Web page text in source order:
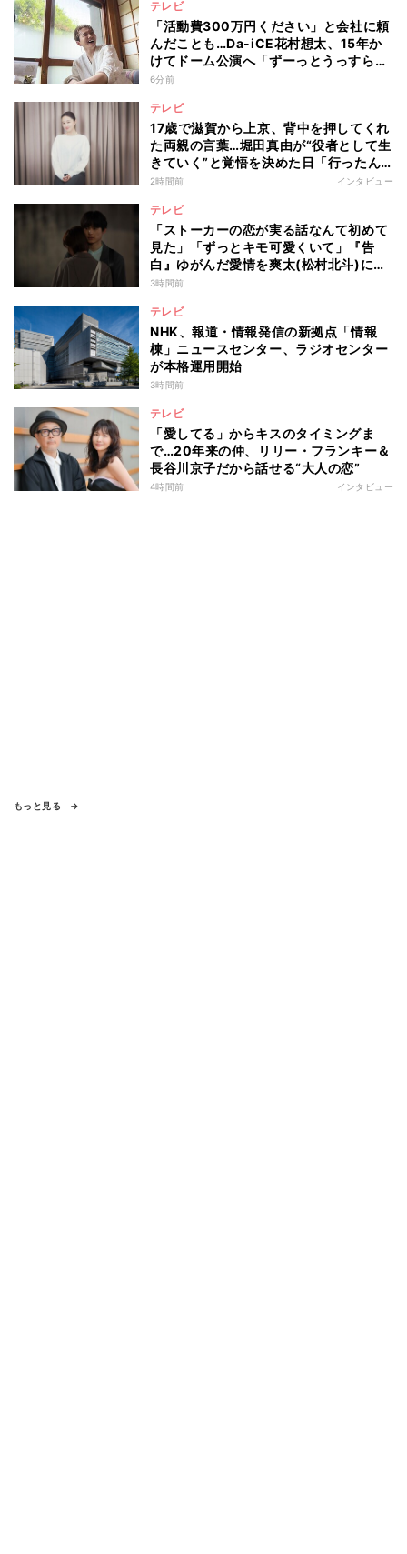
テレビ
「活動費300万円ください」と会社に頼
んだことも…Da-iCE花村想太、15年か
けてドーム公演へ「ずーっとうっすらや
けど右肩上がり続けられていた」
6分前
テレビ
17歳で滋賀から上京、背中を押してくれ
た両親の言葉…堀田真由が“役者として生
きていく”と覚悟を決めた日「行ったん
やったら、もう帰られへんな」
2時間前 インタビュー
テレビ
「ストーカーの恋が実る話なんて初めて
見た」「ずっとキモ可愛くいて」『告
白』ゆがんだ愛情を爽太(松村北斗)に向
ける視聴者の声
3時間前
テレビ
NHK、報道・情報発信の新拠点「情報
棟」ニュースセンター、ラジオセンター
が本格運用開始
3時間前
テレビ
「愛してる」からキスのタイミングま
で…20年来の仲、リリー・フランキー＆
長谷川京子だから話せる“大人の恋”
4時間前 インタビュー
もっと見る